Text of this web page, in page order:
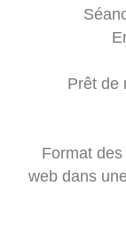
Prêt de
Format
web dans